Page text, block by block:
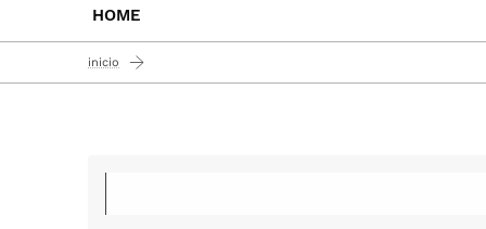
HOME
inicio